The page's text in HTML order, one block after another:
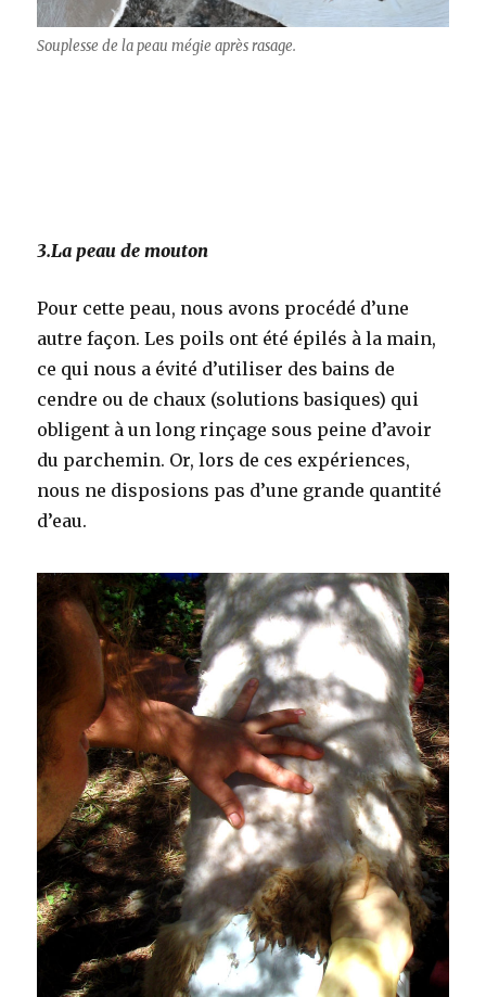
Souplesse de la peau mégie après rasage.
3.La peau de mouton
Pour cette peau, nous avons procédé d’une
autre façon. Les poils ont été épilés à la main,
ce qui nous a évité d’utiliser des bains de
cendre ou de chaux (solutions basiques) qui
obligent à un long rinçage sous peine d’avoir
du parchemin. Or, lors de ces expériences,
nous ne disposions pas d’une grande quantité
d’eau.